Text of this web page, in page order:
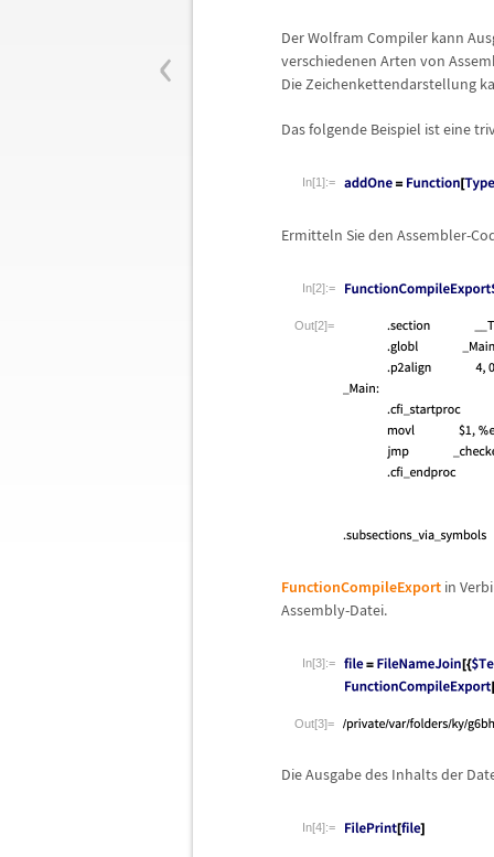
‹
Der Wolfram Compiler kann
verschiedenen Arten von
Die Zeichenkettendarstellung
Das folgende Beispiel ist eine
In[1]:=
Ermitteln Sie den Assembler-
In[2]:=
Out[2]=
FunctionCompileExport in
Assembly-Datei.
In[3]:=
Out[3]=
Die Ausgabe des Inhalts der
In[4]:=